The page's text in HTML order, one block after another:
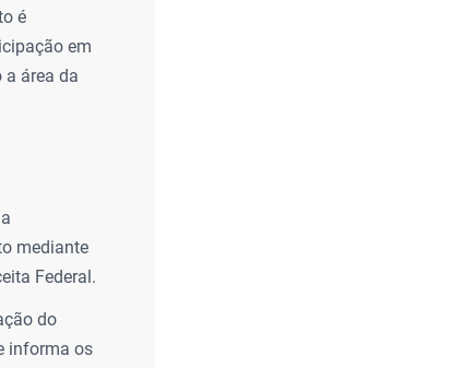
é
em
área da
mediante
Federal.
do
informa os